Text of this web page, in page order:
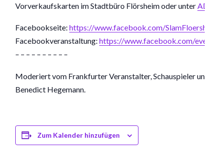
Vorverkaufskarten im Stadtbüro Flörsheim oder unter
Facebookseite:https://www.facebook.com/SlamFloersheim
Facebookveranstaltung:https://www.facebook.com/
– – – – – – – – – –
Moderiert vom Frankfurter Veranstalter, Schauspieler und
Benedict Hegemann​.
Zum Kalender hinzufügen